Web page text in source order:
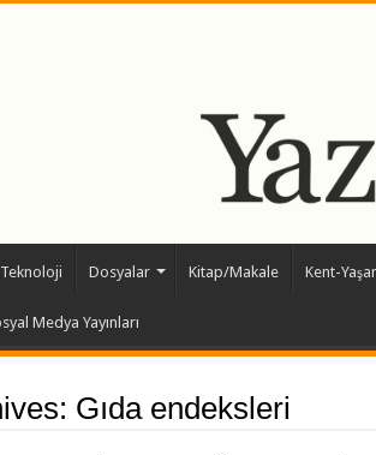
Dosyalar Kitap/Makale Kent-
Medya Yayınları
Gıda endeksleri